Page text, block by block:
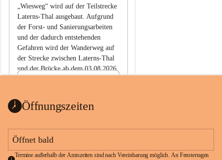
„Wiesweg“ wird auf der Teilstrecke
Laterns-Thal ausgebaut. Aufgrund
der Forst- und Sanierungsarbeiten
und der dadurch entstehenden
Gefahren wird der Wanderweg auf
der Strecke zwischen Laterns-Thal
und der Brücke ab dem 03.08.2026
ht
1 Seite•0,1 MB
Öffnungszeiten
Öffnet bald
Termine außerhalb der Amtszeiten sind nach Vereinbarung möglich. An Fenstertagen